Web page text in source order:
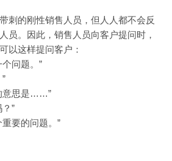
刺的刚性销售人员，但人人都不会反
员。因此，销售人员向客户提问时，
以这样提问客户：
问题。”
意思是……”
”
要的问题。”